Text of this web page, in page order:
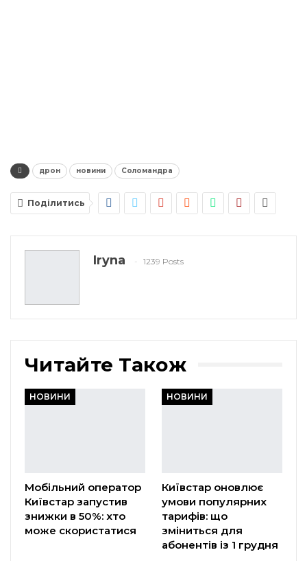
дрон новини Соломандра
Поділитись
Iryna 1239 Posts
Читайте Також
НОВИНИ
Мобільний оператор
Київстар запустив
знижки в 50%: хто
може скористатися
НОВИНИ
Київстар оновлює
умови популярних
тарифів: що
зміниться для
абонентів із 1 грудня